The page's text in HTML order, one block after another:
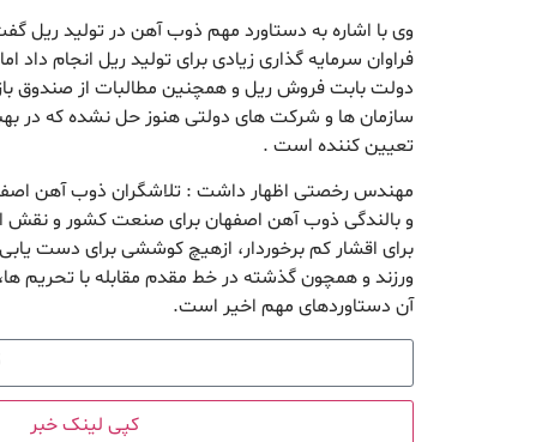
وی با اشاره به دستاورد مهم ذوب آهن در تولید ریل
فراوان سرمایه گذاری زیادی برای تولید ریل انجام داد
دولت بابت فروش ریل و همچنین مطالبات از صندوق
سازمان ها و شرکت های دولتی هنوز حل نشده که در
تعیین کننده است .
مهندس رخصتی اظهار داشت : تلاشگران ذوب آهن
و بالندگی ذوب آهن اصفهان برای صنعت کشور و
برای اقشار کم برخوردار، ازهیچ کوششی برای دست
ورزند و همچون گذشته در خط مقدم مقابله با تحریم
آن دستاوردهای مهم اخیر است.
کپی لینک خبر